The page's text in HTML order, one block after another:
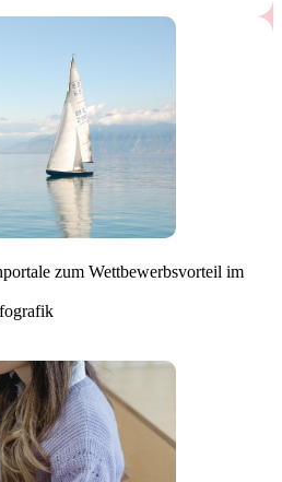
zum Wettbewerbsvorteil im